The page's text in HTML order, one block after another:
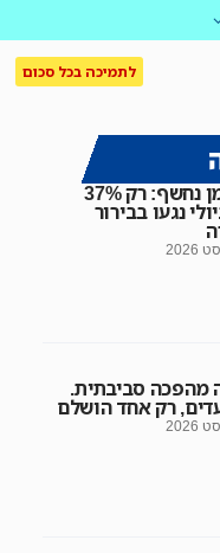
לתמיכה בכל סכום
היומן של סילמן נחשף: רק 37%
נגעו בבירור
מהפכה סביבתית.
רק אחד הושלם